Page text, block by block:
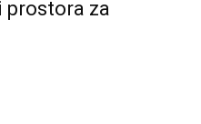
prostora za